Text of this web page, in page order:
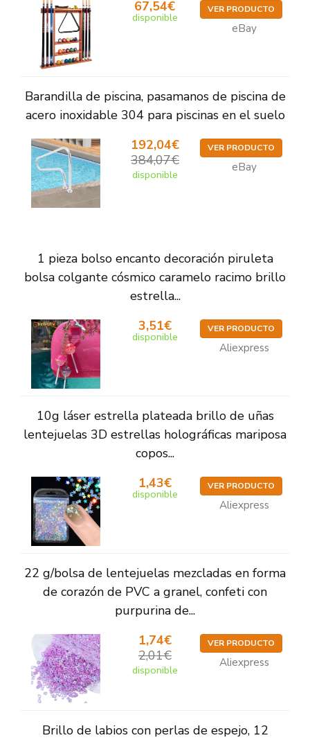
67,54€
disponible
VER PRODUCTO
eBay
Barandilla de piscina, pasamanos de piscina de
acero inoxidable 304 para piscinas en el suelo
192,04€
384,07€
disponible
VER PRODUCTO
eBay
1 pieza bolso encanto decoración piruleta
bolsa colgante cósmico caramelo racimo brillo
estrella...
3,51€
disponible
VER PRODUCTO
Aliexpress
10g láser estrella plateada brillo de uñas
lentejuelas 3D estrellas holográficas mariposa
copos...
1,43€
disponible
VER PRODUCTO
Aliexpress
22 g/bolsa de lentejuelas mezcladas en forma
de corazón de PVC a granel, confeti con
purpurina de...
1,74€
2,01€
disponible
VER PRODUCTO
Aliexpress
Brillo de labios con perlas de espejo, 12